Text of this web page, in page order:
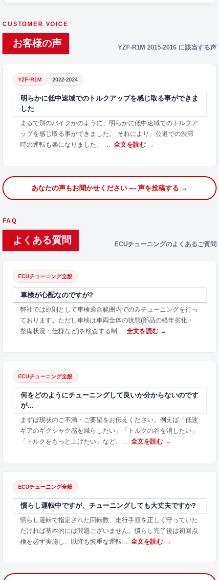
CUSTOMER VOICE
お客様の声 YZF-R1M 2015-2016 に該当する声
YZF-R1M 2022-2024
明らかに低中速域でのトルクアップを感じ取る事ができま
した
まるで別のバイクかのように、明らかに低中速域でのトルクア
ップを感じ取る事ができました。 それにより、公道での渋滞
時の運転も楽になりました。 …
全文を読む →
あなたの声もお聞かせください — 声を投稿する →
FAQ
よくある質問 ECUチューニングのよくあるご質問
ECUチューニング全般
車検が心配なのですが?
弊社では原則として車検適合範囲内でのみチューニングを行っ
ております。ただし車検は車両全体の状態(部品の経年劣化・
整備状況・仕様など)を検査する制…
全文を読む →
ECUチューニング全般
何をどのようにチューニングして良いか分からないのです
が...
まずは現状のご不満・ご要望をお伝えください。例えば「低速
ギアのギクシャク感を減らしたい」「トルクの谷を消したい」
「トルクをもっと上げたい」など、…
全文を読む →
ECUチューニング全般
慣らし運転中ですが、チューニングしても大丈夫ですか?
慣らし運転で指定された回転数、走行手順を正しく守っていた
だければ基本的には問題ございません。慣らし完了後は初回点
検を必ず実施し、以降も慎重な運転…
全文を読む →